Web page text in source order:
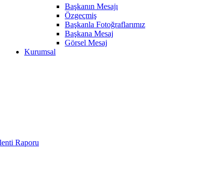
Başkanın Mesajı
Özgeçmiş
Başkanla Fotoğraflarımız
Başkana Mesaj
Görsel Mesaj
Kurumsal
Raporu